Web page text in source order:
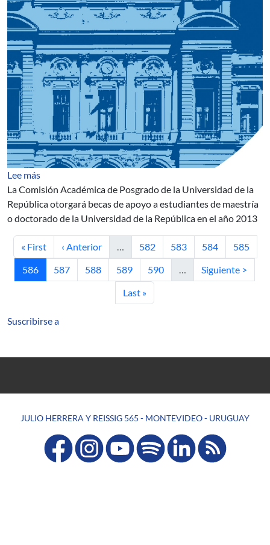
Lee mássobre Becas de Apoyo a Posgrados
La Comisión Académica de Posgrado de la Universidad de la
República otorgará becas de apoyo a estudiantes de maestría
o doctorado de la Universidad de la República en el año 2013
Primera página
« First Página anterior
‹ Anterior … Página
582 Página
583 Página
584 Página
585
Página actual
586 Página
587 Página
588 Página
589 Página
590 … Siguiente página
Siguiente >
Última página
Last »
Suscribirse a
JULIO HERRERA Y REISSIG 565 - MONTEVIDEO - URUGUAY